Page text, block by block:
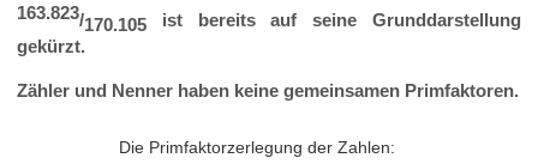
163.823/170.105ist bereits auf seine Grunddarstellung
gekürzt.
Zähler und Nenner haben keine gemeinsamen Primfaktoren.
Die Primfaktorzerlegung der Zahlen: